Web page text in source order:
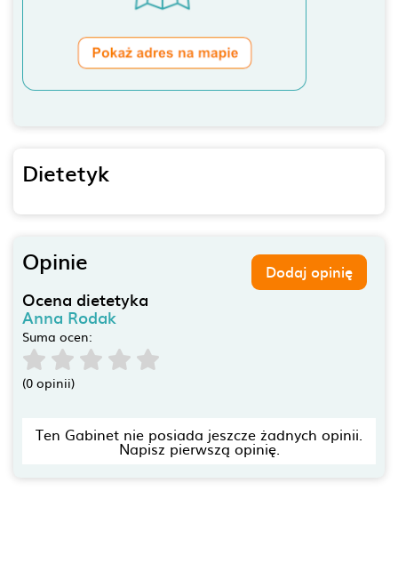
Dietetyk
Opinie Dodaj opinię
Ocena dietetyka
Anna Rodak
Suma ocen:
(0 opinii)
Ten Gabinet nie posiada jeszcze żadnych opinii.
Napisz pierwszą opinię.